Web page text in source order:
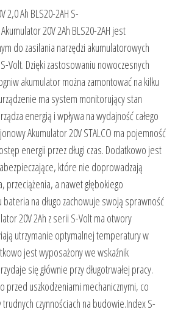
2,0 Ah BLS20-2AH S-
20V 2Ah BLS20-2AH jest
do zasilania narzędzi akumulatorowych
Volt. Dzięki zastosowaniu nowoczesnych
akumulator można zamontować na kilku
ma system monitorujący stan
energią i wpływa na wydajność całego
Akumulator 20V STALCO ma pojemność
energii przez długi czas. Dodatkowo jest
które nie doprowadzają
przeciążenia, a nawet głębokiego
bateria na długo zachowuje swoją sprawność
20V 2Ah z serii S-Volt ma otwory
utrzymanie optymalnej temperatury w
jest wyposażony we wskaźnik
się głównie przy długotrwałej pracy.
przed uszkodzeniami mechanicznymi, co
czynnościach na budowie.Index S-